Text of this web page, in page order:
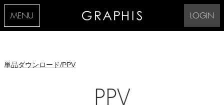
MENU LOGIN
単品ダウンロード/PPV